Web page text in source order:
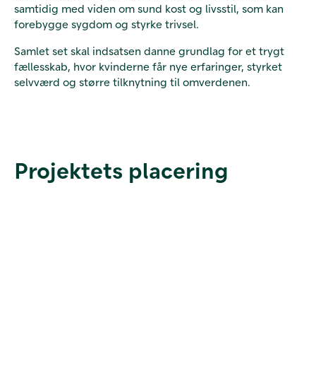
samtidig med viden om sund kost og livsstil, som kan
forebygge sygdom og styrke trivsel.
Samlet set skal indsatsen danne grundlag for et trygt
fællesskab, hvor kvinderne får nye erfaringer, styrket
selvværd og større tilknytning til omverdenen.
Projektets placering